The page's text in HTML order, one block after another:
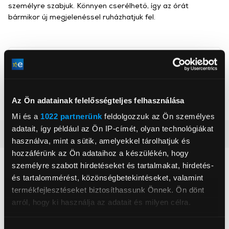
Az Ön adatainak felelősségteljes felhasználása
Mi és a 1022 partnerünk feldolgozzuk az Ön személyes
adatait, így például az Ön IP-címét, olyan technológiákat
használva, mint a sütik, amelyekkel tárolhatjuk és
hozzáférünk az Ön adataihoz a készülékén, hogy
személyre szabott hirdetéseket és tartalmakat, hirdetés-
és tartalommérést, közönségbetekintéseket, valamint
termékfejlesztéseket biztosíthassunk Önnek. Ön dönt
arról, hogy ki használja az adatait és milyen célra.
Gigapack
Szín Ezüst
személyre szabjuk. Könnyen cserélhető, így az órát
bármikor új megjelenéssel ruházhatjuk fel.
Részletes ismertető
Neked ajánljuk